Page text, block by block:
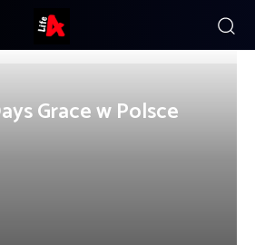
Grace w Polsce